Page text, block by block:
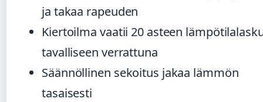
ja takaa rapeuden
Kiertoilma vaatii 20 asteen
tavalliseen verrattuna
Säännöllinen sekoitus jakaa lämmön
tasaisesti